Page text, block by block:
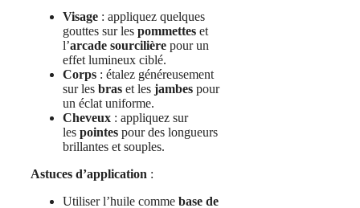
Visage : appliquez quelques
gouttes sur les pommettes et
l’arcade sourcilière pour un
effet lumineux ciblé.
Corps : étalez généreusement
sur les bras et les jambes pour
un éclat uniforme.
Cheveux : appliquez sur
les pointes pour des longueurs
brillantes et souples.
Astuces d’application :
Utiliser l’huile comme base de